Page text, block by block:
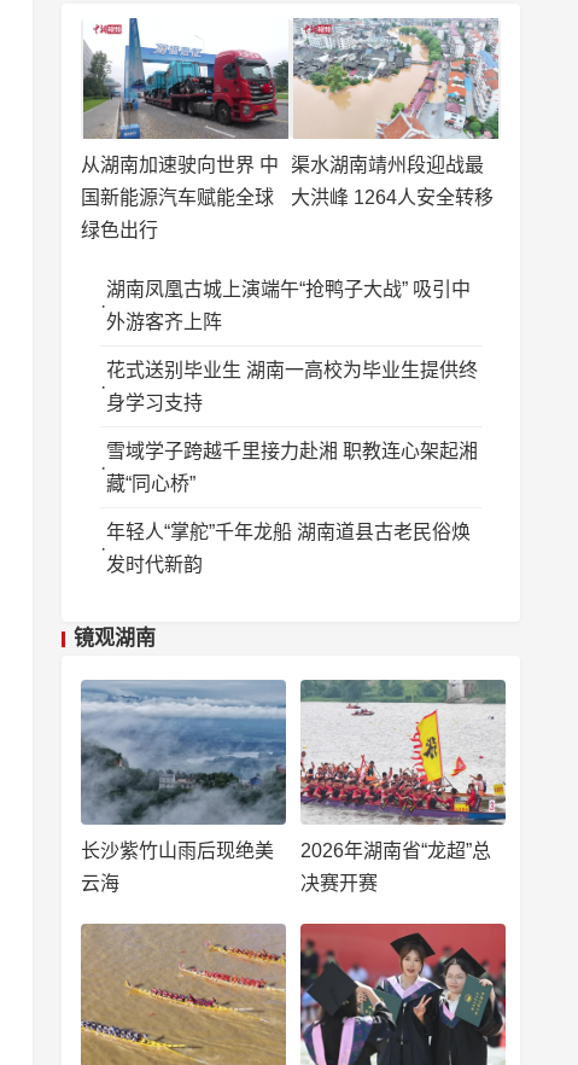
从湖南加速驶向世界 中
国新能源汽车赋能全球
绿色出行
渠水湖南靖州段迎战最
大洪峰 1264人安全转移
湖南凤凰古城上演端午“抢鸭子大战” 吸引中
外游客齐上阵
花式送别毕业生 湖南一高校为毕业生提供终
身学习支持
雪域学子跨越千里接力赴湘 职教连心架起湘
藏“同心桥”
年轻人“掌舵”千年龙船 湖南道县古老民俗焕
发时代新韵
镜观湖南
长沙紫竹山雨后现绝美
云海
2026年湖南省“龙超”总
决赛开赛